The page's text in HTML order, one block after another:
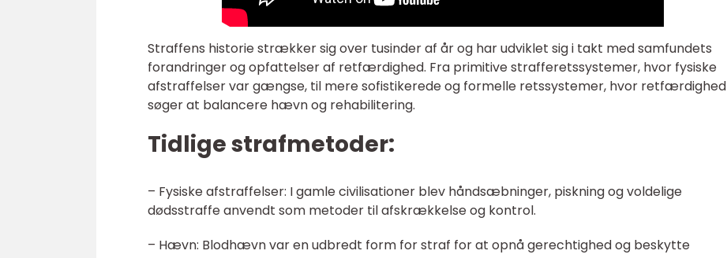
Straffens historie strækker sig over tusinder af år og har udviklet sig i takt med samfundets
forandringer og opfattelser af retfærdighed. Fra primitive strafferetssystemer, hvor fysiske
afstraffelser var gængse, til mere sofistikerede og formelle retssystemer, hvor retfærdighed
søger at balancere hævn og rehabilitering.
Tidlige strafmetoder:
– Fysiske afstraffelser: I gamle civilisationer blev håndsæbninger, piskning og voldelige
dødsstraffe anvendt som metoder til afskrækkelse og kontrol.
– Hævn: Blodhævn var en udbredt form for straf for at opnå gerechtighed og beskytte